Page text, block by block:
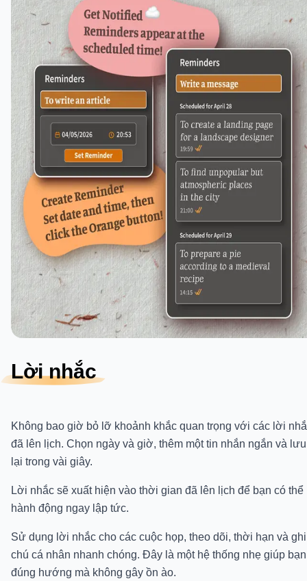
Lời nhắc
Không bao giờ bỏ lỡ khoảnh khắc quan trọng với các lời
đã lên lịch. Chọn ngày và giờ, thêm một tin nhắn ngắn và lưu
lại trong vài giây.
Lời nhắc sẽ xuất hiện vào thời gian đã lên lịch để bạn có thể
hành động ngay lập tức.
Sử dụng lời nhắc cho các cuộc họp, theo dõi, thời hạn và ghi
chú cá nhân nhanh chóng. Đây là một hệ thống nhẹ giúp
đúng hướng mà không gây ồn ào.